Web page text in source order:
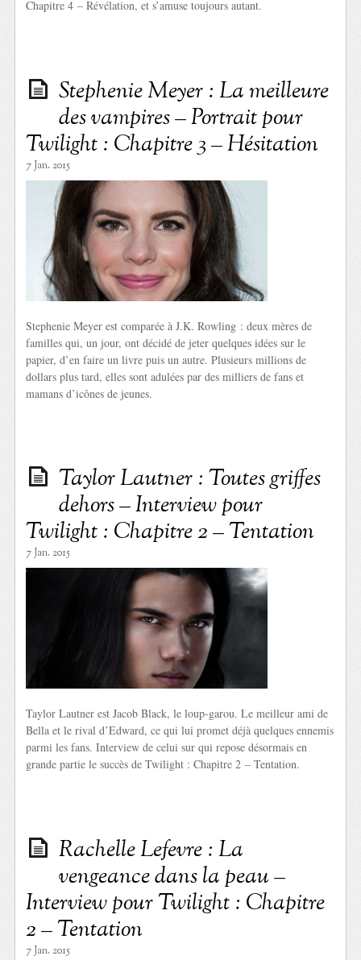
Chapitre 4 – Révélation, et s’amuse toujours autant.
Stephenie Meyer : La meilleure
des vampires – Portrait pour
Twilight : Chapitre 3 – Hésitation
7 Jan. 2015
Stephenie Meyer est comparée à J.K. Rowling : deux mères de
familles qui, un jour, ont décidé de jeter quelques idées sur le
papier, d’en faire un livre puis un autre. Plusieurs millions de
dollars plus tard, elles sont adulées par des milliers de fans et
mamans d’icônes de jeunes.
Taylor Lautner : Toutes griffes
dehors – Interview pour
Twilight : Chapitre 2 – Tentation
7 Jan. 2015
Taylor Lautner est Jacob Black, le loup-garou. Le meilleur ami de
Bella et le rival d’Edward, ce qui lui promet déjà quelques ennemis
parmi les fans. Interview de celui sur qui repose désormais en
grande partie le succès de Twilight : Chapitre 2 – Tentation.
Rachelle Lefevre : La
vengeance dans la peau –
Interview pour Twilight : Chapitre
2 – Tentation
7 Jan. 2015